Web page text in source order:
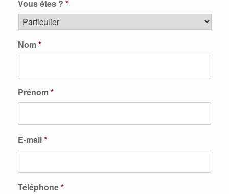
Vous êtes ? *
Nom*
Prénom*
E-mail*
Téléphone*